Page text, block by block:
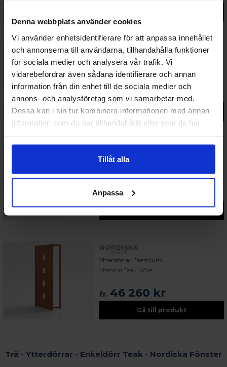
Denna webbplats använder cookies
Vi använder enhetsidentifierare för att anpassa innehållet
och annonserna till användarna, tillhandahålla funktioner
för sociala medier och analysera vår trafik. Vi
vidarebefordrar även sådana identifierare och annan
information från din enhet till de sociala medier och
annons- och analysföretag som vi samarbetar med.
Dessa kan i sin tur kombinera informationen med annan
information som du har tillhandahållit eller som de har
Tillåt alla
Anpassa
Ytterdörrar Premium
Ytterdörr Teak Strandbaden
fr.47 696 kr
Gå till produkt
Ytterdörrar Premium
fr.39 457 kr
Ytterdörrar Premium
Ytterdörr Teak Mölle
fr. 46 260 kr
Gå till produkt
Trä - Ytterdörrar - Enkeldörr Teak - Nordiska Fönster